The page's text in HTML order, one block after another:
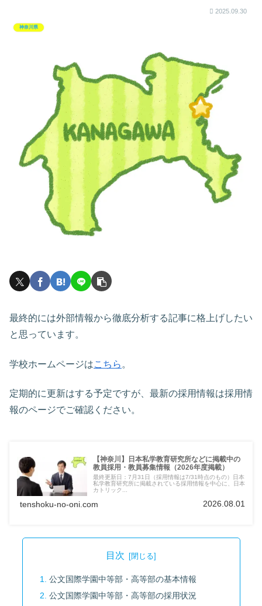
2025.09.30
神奈川県
最終的には外部情報から徹底分析する記事に格上げしたい
と思っています。
学校ホームページはこちら 。
定期的に更新はする予定ですが、最新の採用情報は採用情
報のページでご確認ください。
【神奈川】日本私学教育研究所などに掲載中の
教員採用・教員募集情報（2026年度掲載）
最終更新日：7月31日（採用情報は7/31時点のもの）日本
私学教育研究所に掲載されている採用情報を中心に、日本
カトリック...
tenshoku-no-oni.com 2026.08.01
目次
公文国際学園中等部・高等部の基本情報
公文国際学園中等部・高等部の採用状況